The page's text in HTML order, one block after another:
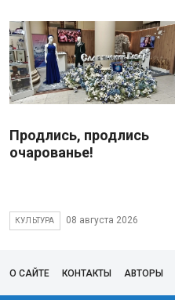
Продлись, продлись
очарованье!
КУЛЬТУРА 08 августа 2026
О САЙТЕ КОНТАКТЫ АВТОРЫ